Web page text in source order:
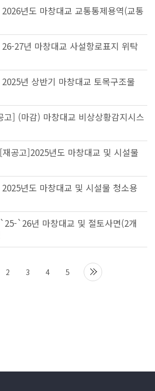
년도 마창대교 교통통제용역(교통
27년 마창대교 사설항로표지 위탁
년 상반기 마창대교 토목구조물
고] (마감) 마창대교 비상상황감지시스
공고]2025년도 마창대교 및 시설물
년도 마창대교 및 시설물 청소용
`26년 마창대교 및 절토사면(2개
2 3 4 5